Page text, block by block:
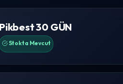
Pikbest 30 GÜN
Stokta Mevcut